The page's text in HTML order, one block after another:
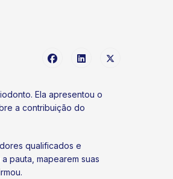
Ela apresentou o
a contribuição do
qualificados e
pauta, mapearem suas